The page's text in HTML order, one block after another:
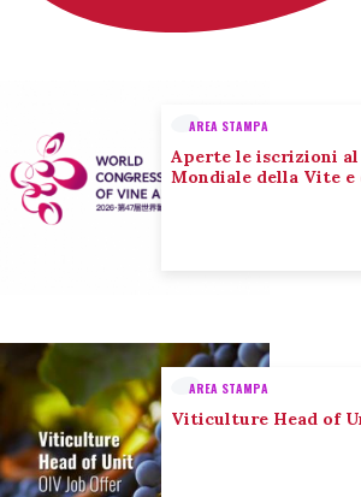
AREA STAMPA
Aperte le iscrizioni al
Mondiale della Vite e
AREA STAMPA
Viticulture Head of